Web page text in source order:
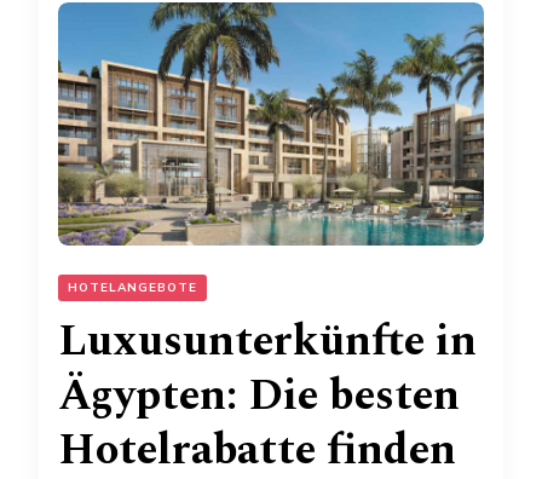
HOTELANGEBOTE
Luxusunterkünfte in
Ägypten: Die besten
Hotelrabatte finden